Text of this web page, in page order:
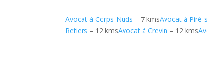
Avocat à Corps-Nuds – 7 kmsAvocat à Piré-
Retiers – 12 kmsAvocat à Crevin – 12 kms